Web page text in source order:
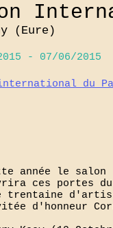
(Eure)
- 07/06/2015
du
année le
ces portes
trentaine
d'honneur